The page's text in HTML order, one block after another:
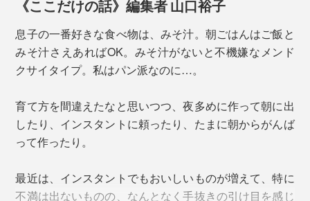
味噌。もうひとつは、赤味噌の角を丸めて、なすの香り
を引き出す米味噌。
2種類を合わせることで、まとまりと深みのある味わい
分けてフリーズドライすることで、具材の味や香り、食
なることがありません。味噌も、まるでときたてのよ
《ここだけの話》編集者 山口裕子
息子の一番好きな食べ物は、みそ汁。朝ごはんはご飯と
みそ汁さえあればOK。みそ汁がないと不機嫌なメンド
クサイタイプ。私はパン派なのに…。
育て方を間違えたなと思いつつ、夜多めに作って朝に出
したり、インスタントに頼ったり、たまに朝からがんば
って作ったり。
最近は、インスタントでもおいしいものが増えて、特に
不満は出ないものの、なんとなく手抜きの引け目を感じ